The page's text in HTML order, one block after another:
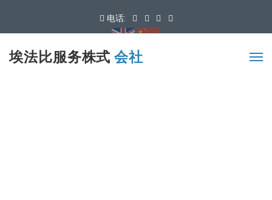
电话:
可用语言
埃法比服务株式会社